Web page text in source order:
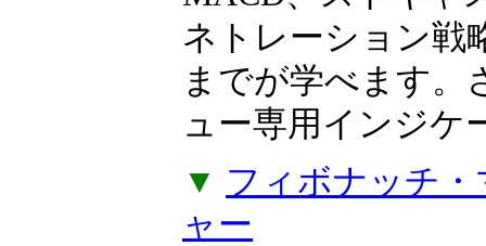
ネトレーション戦
までが学べます。
ュー専用インジケ
▼ フィボナッチ
ャー